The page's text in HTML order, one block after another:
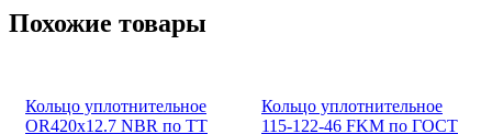
Похожие товары
Кольцо уплотнительное
ОR420x12.7 NBR по ТТ
Кольцо уплотнительное
115-122-46 FKM по ГОСТ